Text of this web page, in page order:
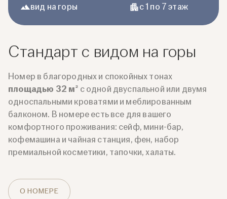
вид на горы
с 1 по 7 этаж
Стандарт с видом на горы
Номер в благородных и спокойных тонах
площадью 32 м² с одной двуспальной или двумя
односпальными кроватями и меблированным
балконом. В номере есть все для вашего
комфортного проживания: сейф, мини-бар,
кофемашина и чайная станция, фен, набор
премиальной косметики, тапочки, халаты.
О НОМЕРЕ